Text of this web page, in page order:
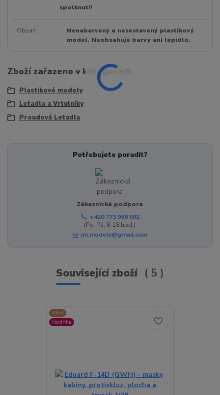
spolknutí!
Obsah
Nenabarvený a nesestavený plastikový
model. Neobsahuje barvy ani lepidlo.
Zboží zařazeno v kategoriích
Plastikové modely
Letadla a Vrtulníky
Proudová Letadla
Potřebujete poradit?
Zákaznická podpora
+420 773 998 582
(Po-Pá, 8-18 hod.)
jm.modely@gmail.com
Související zboží 5
Akce
Novinka